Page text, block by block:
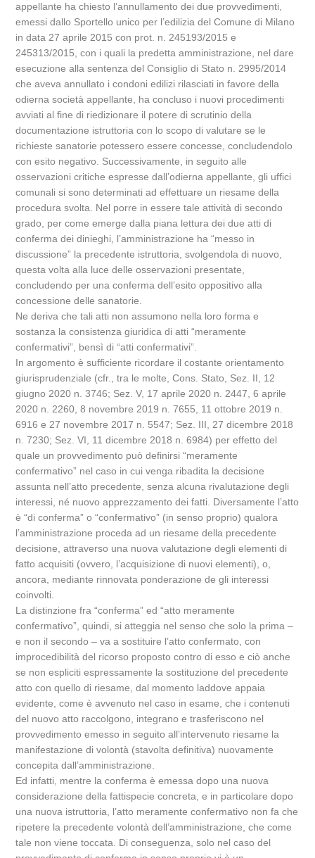
appellante ha chiesto l’annullamento dei due provvedimenti,
emessi dallo Sportello unico per l’edilizia del Comune di Milano
in data 27 aprile 2015 con prot. n. 245193/2015 e
245313/2015, con i quali la predetta amministrazione, nel dare
esecuzione alla sentenza del Consiglio di Stato n. 2995/2014
che aveva annullato i condoni edilizi rilasciati in favore della
odierna società appellante, ha concluso i nuovi procedimenti
avviati al fine di riedizionare il potere di scrutinio della
documentazione istruttoria con lo scopo di valutare se le
richieste sanatorie potessero essere concesse, concludendolo
con esito negativo. Successivamente, in seguito alle
osservazioni critiche espresse dall’odierna appellante, gli uffici
comunali si sono determinati ad effettuare un riesame della
procedura svolta. Nel porre in essere tale attività di secondo
grado, per come emerge dalla piana lettura dei due atti di
conferma dei dinieghi, l’amministrazione ha “messo in
discussione” la precedente istruttoria, svolgendola di nuovo,
questa volta alla luce delle osservazioni presentate,
concludendo per una conferma dell’esito oppositivo alla
concessione delle sanatorie.
Ne deriva che tali atti non assumono nella loro forma e
sostanza la consistenza giuridica di atti “meramente
confermativi”, bensì di “atti confermativi”.
In argomento è sufficiente ricordare il costante orientamento
giurisprudenziale (cfr., tra le molte, Cons. Stato, Sez. II, 12
giugno 2020 n. 3746; Sez. V, 17 aprile 2020 n. 2447, 6 aprile
2020 n. 2260, 8 novembre 2019 n. 7655, 11 ottobre 2019 n.
6916 e 27 novembre 2017 n. 5547; Sez. III, 27 dicembre 2018
n. 7230; Sez. VI, 11 dicembre 2018 n. 6984) per effetto del
quale un provvedimento può definirsi “meramente
confermativo” nel caso in cui venga ribadita la decisione
assunta nell’atto precedente, senza alcuna rivalutazione degli
interessi, né nuovo apprezzamento dei fatti. Diversamente l’atto
è “di conferma” o “confermativo” (in senso proprio) qualora
l’amministrazione proceda ad un riesame della precedente
decisione, attraverso una nuova valutazione degli elementi di
fatto acquisiti (ovvero, l’acquisizione di nuovi elementi), o,
ancora, mediante rinnovata ponderazione de gli interessi
coinvolti.
La distinzione fra “conferma” ed “atto meramente
confermativo”, quindi, si atteggia nel senso che solo la prima –
e non il secondo – va a sostituire l’atto confermato, con
improcedibilità del ricorso proposto contro di esso e ciò anche
se non espliciti espressamente la sostituzione del precedente
atto con quello di riesame, dal momento laddove appaia
evidente, come è avvenuto nel caso in esame, che i contenuti
del nuovo atto raccolgono, integrano e trasferiscono nel
provvedimento emesso in seguito all’intervenuto riesame la
manifestazione di volontà (stavolta definitiva) nuovamente
concepita dall’amministrazione.
Ed infatti, mentre la conferma è emessa dopo una nuova
considerazione della fattispecie concreta, e in particolare dopo
una nuova istruttoria, l’atto meramente confermativo non fa che
ripetere la precedente volontà dell’amministrazione, che come
tale non viene toccata. Di conseguenza, solo nel caso del